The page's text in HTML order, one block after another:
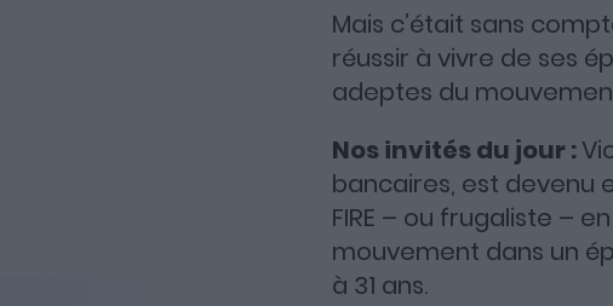
Mais c’était sans
réussir à vivre de ses
adeptes du mouvement
Nos invités du jour :
bancaires, est devenu
FIRE – ou frugaliste –
mouvement dans un
à 31 ans.